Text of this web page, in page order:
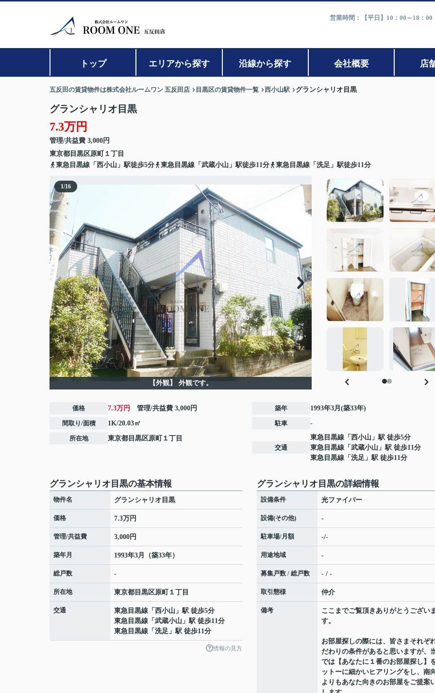
営業時間：【平日】10：00～18：
トップ エリアから探す 沿線から探す 会社概要 店
五反田の賃貸物件は株式会社ルームワン 五反田店 目黒区の賃貸物件一覧 西小山駅 グランシャリオ目黒
グランシャリオ目黒
7.3万円
管理/共益費 3,000円
東京都 目黒区原町
１丁目
東急目黒線「西小山」駅徒歩5分
東急目黒線「武蔵小山」駅徒歩11分 東急目黒線「洗足」駅徒歩11分
1/16
【外観】 外観です。
価格 7.3万円 管理/共益費 3,000円
間取り/面積 1K/20.03㎡
所在地 東京都 目黒区原町 １丁目
築年 1993年3月(築33年)
駐車 -
交通
東急目黒線 「 西小山 」駅 徒歩5分
東急目黒線 「 武蔵小山 」駅 徒歩11分
東急目黒線 「 洗足 」駅 徒歩11分
グランシャリオ目黒の基本情報
物件名 グランシャリオ目黒
価格 7.3万円
管理/共益費 3,000円
築年月 1993年3月（築33年）
総戸数 -
所在地 東京都 目黒区原町 １丁目
交通 東急目黒線 「 西小山 」駅 徒歩5分
東急目黒線 「 武蔵小山 」駅 徒歩11分
東急目黒線 「 洗足 」駅 徒歩11分
情報の見方
グランシャリオ目黒の詳細情報
設備条件 光ファイバー
設備(その他) -
駐車場/月額 -/-
用途地域 -
募集戸数 / 総戸数 - / -
取引態様 仲介
備考
ここまでご覧頂きありがとうござい
す。
お部屋探しの際には、皆さまそれぞ
だわりの条件があると思いますが、
では【あなたに１番のお部屋探し】
ットーに細かいヒアリングをし、南
よりもあなた向きのお部屋をご提案